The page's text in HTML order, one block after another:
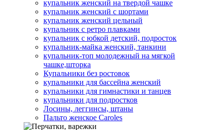
купальник женский на твердой чашке
купальник женский с шортами
купальник женский цельный
купальник с ретро плавками
купальник с юбкой детский, подросток
купальник-майка женский, танкини
купальник-топ молодежный на мягкой
чашке,шторка
Купальники без ростовок
купальники для бассейна женский
купальники для гимнастики и танцев
купальники для подростков
Лосины, леггинсы, штаны
Пальто женское Caroles